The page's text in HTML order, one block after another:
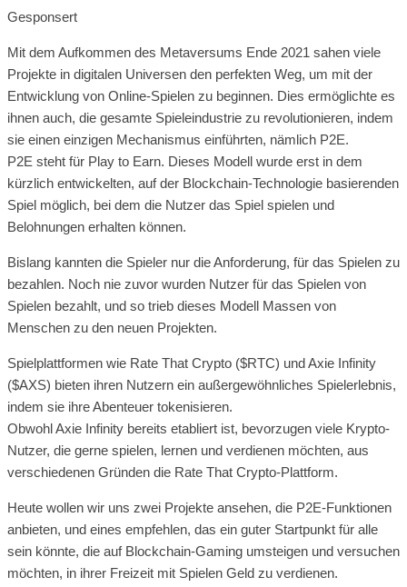
Gesponsert
Mit dem Aufkommen des Metaversums Ende 2021 sahen viele
Projekte in digitalen Universen den perfekten Weg, um mit der
Entwicklung von Online-Spielen zu beginnen. Dies ermöglichte es
ihnen auch, die gesamte Spieleindustrie zu revolutionieren, indem
sie einen einzigen Mechanismus einführten, nämlich P2E.
P2E steht für Play to Earn. Dieses Modell wurde erst in dem
kürzlich entwickelten, auf der Blockchain-Technologie basierenden
Spiel möglich, bei dem die Nutzer das Spiel spielen und
Belohnungen erhalten können.
Bislang kannten die Spieler nur die Anforderung, für das Spielen zu
bezahlen. Noch nie zuvor wurden Nutzer für das Spielen von
Spielen bezahlt, und so trieb dieses Modell Massen von
Menschen zu den neuen Projekten.
Spielplattformen wie Rate That Crypto ($RTC) und Axie Infinity
($AXS) bieten ihren Nutzern ein außergewöhnliches Spielerlebnis,
indem sie ihre Abenteuer tokenisieren.
Obwohl Axie Infinity bereits etabliert ist, bevorzugen viele Krypto-
Nutzer, die gerne spielen, lernen und verdienen möchten, aus
verschiedenen Gründen die Rate That Crypto-Plattform.
Heute wollen wir uns zwei Projekte ansehen, die P2E-Funktionen
anbieten, und eines empfehlen, das ein guter Startpunkt für alle
sein könnte, die auf Blockchain-Gaming umsteigen und versuchen
möchten, in ihrer Freizeit mit Spielen Geld zu verdienen.